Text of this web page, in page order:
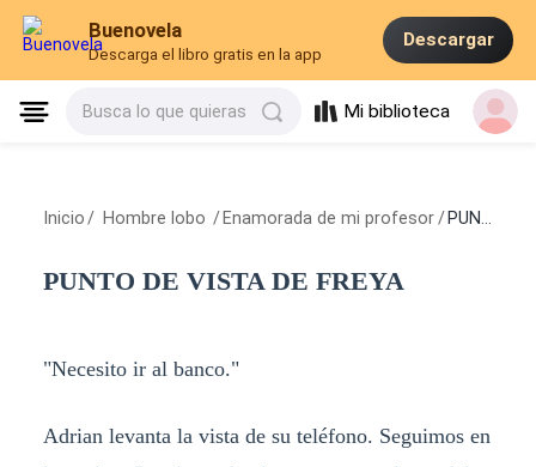
Buenovela
Descarga el libro gratis en la app
Descargar
Busca lo que quieras Mi biblioteca
Inicio / Hombre lobo / Enamorada de mi profesor / PUNTO DE VISTA DE FREYA
PUNTO DE VISTA DE FREYA
"Necesito ir al banco."
Adrian levanta la vista de su teléfono. Seguimos en